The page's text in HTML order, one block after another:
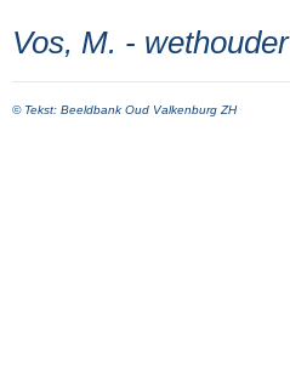
Vos, M. - wethouder
© Tekst: Beeldbank Oud Valkenburg ZH